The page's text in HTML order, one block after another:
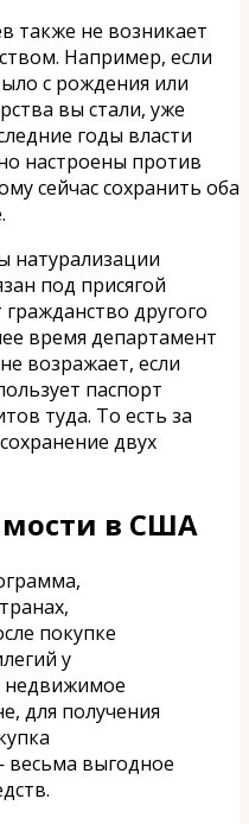
также не возникает
Например, если
с рождения или
вы стали, уже
годы власти
настроены против
сейчас сохранить оба
натурализации
под присягой
другого
время департамент
возражает, если
паспорт
туда. То есть за
двух
в США
покупке
у
недвижимое
для получения
выгодное